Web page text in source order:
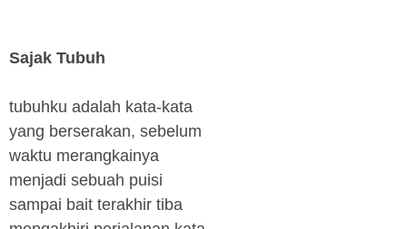
Sajak Tubuh
tubuhku adalah kata-kata
yang berserakan, sebelum
waktu merangkainya
menjadi sebuah puisi
sampai bait terakhir tiba